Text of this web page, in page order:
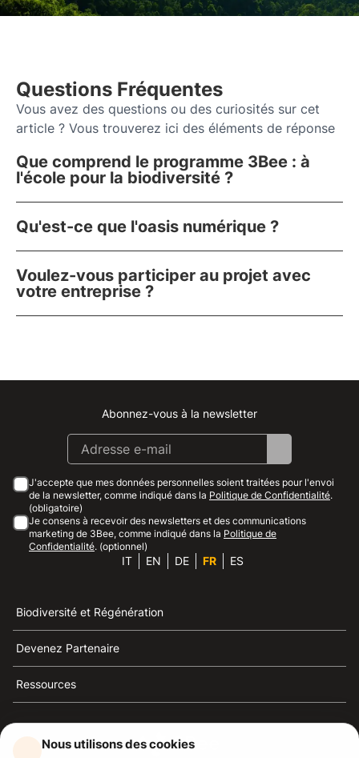
Questions Fréquentes
Vous avez des questions ou des curiosités sur cet
article ? Vous trouverez ici des éléments de réponse
Que comprend le programme 3Bee : à
l'école pour la biodiversité ?
Qu'est-ce que l'oasis numérique ?
Voulez-vous participer au projet avec
votre entreprise ?
Instagram
Facebook
Linkedin
Youtube
Abonnez-vous à la newsletter
J'accepte que mes données personnelles soient traitées pour l'envoi
de la newsletter, comme indiqué dans la Politique de Confidentialité.
(obligatoire)
Je consens à recevoir des newsletters et des communications
marketing de 3Bee, comme indiqué dans la Politique de
Confidentialité. (optionnel)
IT EN DE FR ES
Biodiversité et Régénération
Devenez Partenaire
Ressources
Nous utilisons des cookies